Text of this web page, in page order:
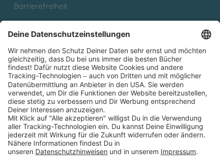
Barrierefreiheit
Partnerprogramm (Affiliate)
Folge uns auf
* Versandkostenfrei ab 9,00 € Bestellwert innerhalb
Deutschlands
** Lieferzeit 1-3 Werktage innerhalb Deutschlands